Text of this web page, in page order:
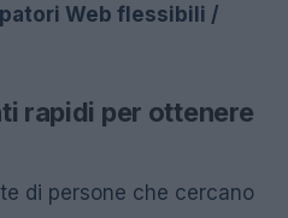
Web flessibili /
rapidi per ottenere
di persone che cercano